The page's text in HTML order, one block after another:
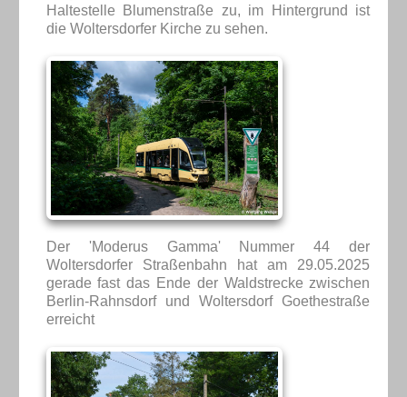
Haltestelle Blumenstraße zu, im Hintergrund ist
die Woltersdorfer Kirche zu sehen.
Der 'Moderus Gamma' Nummer 44 der
Woltersdorfer Straßenbahn hat am 29.05.2025
gerade fast das Ende der Waldstrecke zwischen
Berlin-Rahnsdorf und Woltersdorf Goethestraße
erreicht